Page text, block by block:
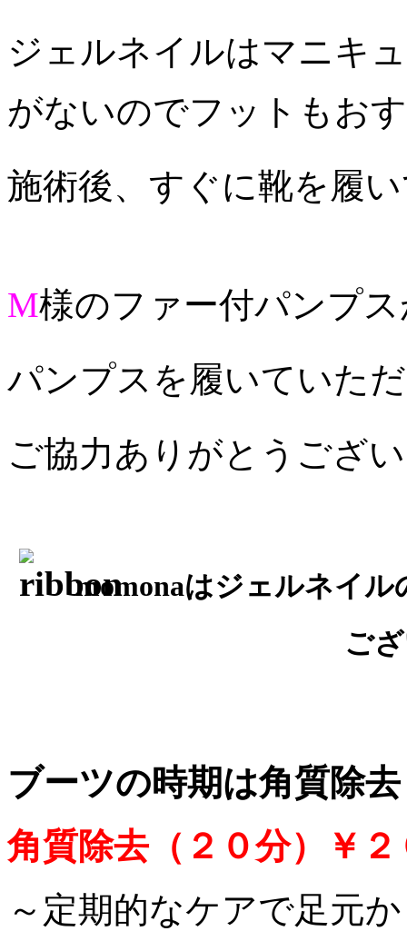
ジェルネイルはマニキ
がないのでフットもお
施術後、すぐに靴を履
M様のファー付パンプ
パンプスを履いていた
ご協力ありがとうござ
momonaはジェルネイ
ご
ブーツの時期は角質除
角質除去（２０分）￥２
～定期的なケアで足元